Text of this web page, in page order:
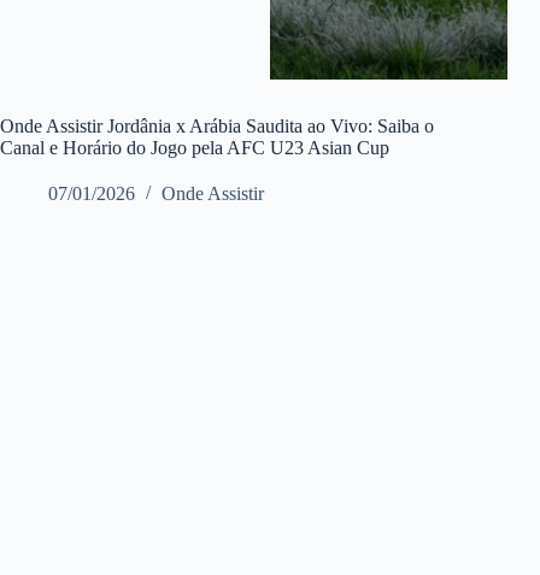
Onde Assistir Jordânia x Arábia Saudita ao Vivo: Saiba o
Canal e Horário do Jogo pela AFC U23 Asian Cup
07/01/2026 Onde Assistir